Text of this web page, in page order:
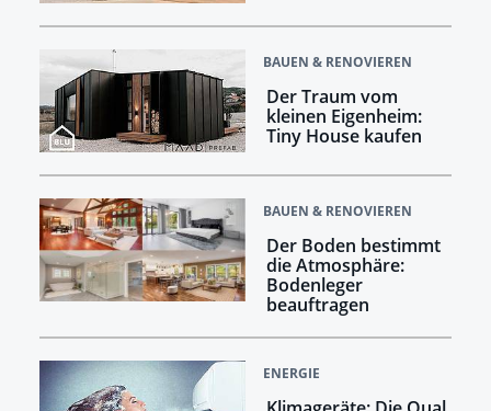
BAUEN & RENOVIEREN
Der Traum vom
kleinen Eigenheim:
Tiny House kaufen
BAUEN & RENOVIEREN
Der Boden bestimmt
die Atmosphäre:
Bodenleger
beauftragen
ENERGIE